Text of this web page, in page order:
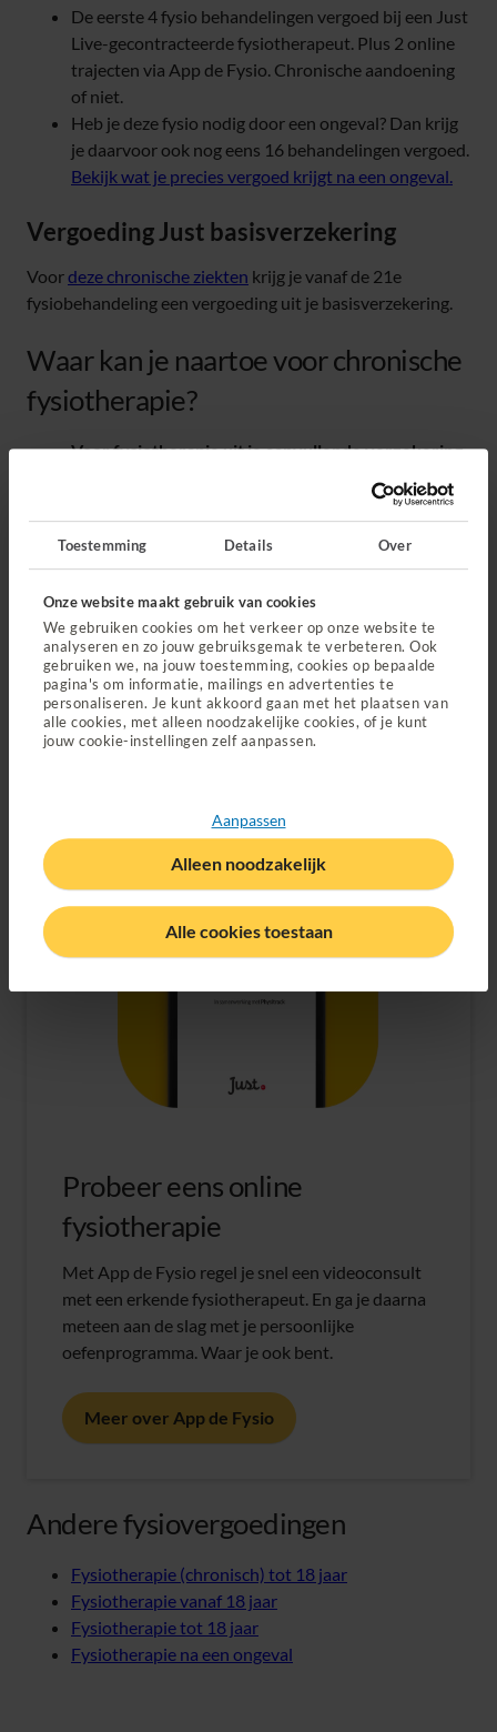
Toestemming Details Over
Onze website maakt gebruik van cookies
We gebruiken cookies om het verkeer op onze website te
analyseren en zo jouw gebruiksgemak te verbeteren. Ook
gebruiken we, na jouw toestemming, cookies op bepaalde
pagina's om informatie, mailings en advertenties te
personaliseren. Je kunt akkoord gaan met het plaatsen van
alle cookies, met alleen noodzakelijke cookies, of je kunt
jouw cookie-instellingen zelf aanpassen.
Alle cookies toestaan
Aanpassen
Alleen noodzakelijk
De eerste 4 fysio behandelingen vergoed bij een Just
Live-gecontracteerde fysiotherapeut. Plus 2 online
trajecten via App de Fysio. Chronische aandoening
of niet.
Heb je deze fysio nodig door een ongeval? Dan krijg
je daarvoor ook nog eens 16 behandelingen vergoed.
Bekijk wat je precies vergoed krijgt na een ongeval.
Vergoeding Just basisverzekering
Voor deze chronische ziekten krijg je vanaf de 21e
fysiobehandeling een vergoeding uit je basisverzekering.
Waar kan je naartoe voor chronische
fysiotherapie?
Voor fysiotherapie uit je aanvullende verzekering
ga je naar een speciaal geselecteerde fysiotherapeut
met een contract voor Just Live. Zorg van andere
Voor fysiotherapie uit de basisverzekeringkun je
naar een fysiotherapeuten zonder contract? Dan
krijg je voor 60% vergoed. Ook heb je vooraf
toestemmingvan ons nodig.
Vind een fysiotherapeut met contract bij je in de buurt
Vind een oefentherapeut met contract bij je in de buurt
Probeer eens online
fysiotherapie
Met App de Fysio regel je snel een videoconsult
met een erkende fysiotherapeut. En ga je daarna
meteen aan de slag met je persoonlijke
oefenprogramma. Waar je ook bent.
Meer over App de Fysio
Andere fysiovergoedingen
Fysiotherapie (chronisch) tot 18 jaar
Fysiotherapie vanaf 18 jaar
Fysiotherapie tot 18 jaar
Fysiotherapie na een ongeval